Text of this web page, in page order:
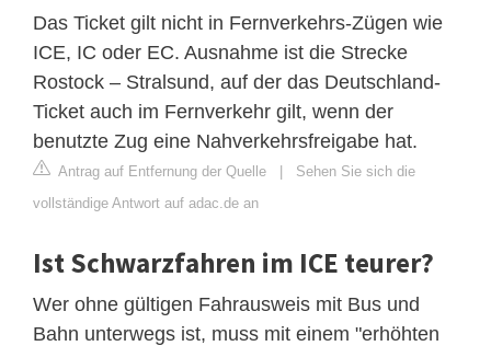
Das Ticket gilt nicht in Fernverkehrs-Zügen wie
ICE, IC oder EC. Ausnahme ist die Strecke
Rostock – Stralsund, auf der das Deutschland-
Ticket auch im Fernverkehr gilt, wenn der
benutzte Zug eine Nahverkehrsfreigabe hat.
Antrag auf Entfernung der Quelle | Sehen Sie sich die
vollständige Antwort auf adac.de an
Ist Schwarzfahren im ICE teurer?
Wer ohne gültigen Fahrausweis mit Bus und
Bahn unterwegs ist, muss mit einem "erhöhten